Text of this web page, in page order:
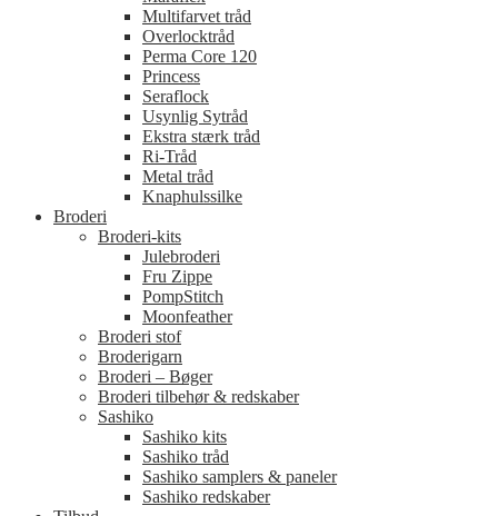
Multifarvet tråd
Overlocktråd
Perma Core 120
Princess
Seraflock
Usynlig Sytråd
Ekstra stærk tråd
Ri-Tråd
Metal tråd
Knaphulssilke
Broderi
Broderi-kits
Julebroderi
Fru Zippe
PompStitch
Moonfeather
Broderi stof
Broderigarn
Broderi – Bøger
Broderi tilbehør & redskaber
Sashiko
Sashiko kits
Sashiko tråd
Sashiko samplers & paneler
Sashiko redskaber